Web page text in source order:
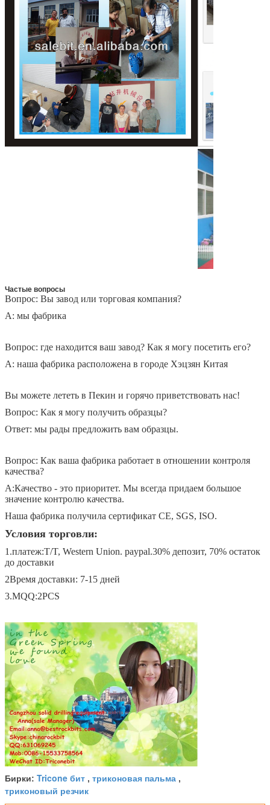
Частые вопросы
Вопрос: Вы завод или торговая компания?
A: мы фабрика
Вопрос: где находится ваш завод? Как я могу посетить его?
A: наша фабрика расположена в городе Хэцзян Китая
Вы можете лететь в Пекин и горячо приветствовать нас!
Вопрос: Как я могу получить образцы?
Ответ: мы рады предложить вам образцы.
Вопрос: Как ваша фабрика работает в отношении контроля
качества?
A:Качество - это приоритет. Мы всегда придаем большое
значение контролю качества.
Наша фабрика получила сертификат CE, SGS, ISO.
Условия торговли:
1.платеж:T/T, Western Union. paypal.30% депозит, 70% остаток
до доставки
2Время доставки: 7-15 дней
3.MQQ:2PCS
Бирки: Tricone бит , триконовая пальма ,
триконовый резчик